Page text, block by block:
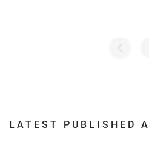
LATEST PUBLISHED